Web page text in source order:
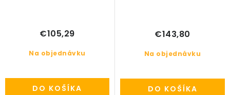
Na objednávku
€105,29
DO KOŠÍKA
Na objednávku
€143,80
DO KOŠÍKA